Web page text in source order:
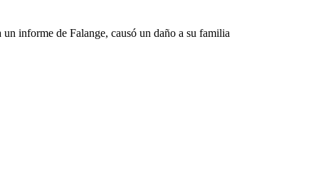
informe de Falange, causó un daño a su familia